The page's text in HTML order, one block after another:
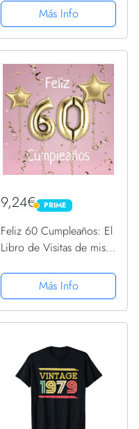
CamisetaMás Info
9,24€ PRIME
PRIME
Feliz 60 Cumpleaños: El
Libro de Visitas de mis
Cumpleaños - 21x21cm -
100 Páginas para
Felicitaciones, Saludos,
Más Info